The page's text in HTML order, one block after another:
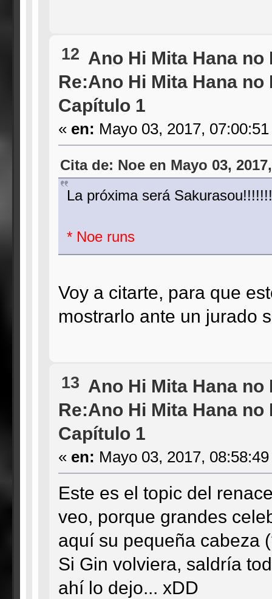
12 Ano Hi Mita Hana
Re:Ano Hi Mita Hana
Capítulo 1
« en: Mayo 03, 2017,
Cita de: Noe en Mayo 03,
La próxima será Sakurasou!!!!!!!
* Noe runs
Voy a citarte, para que
mostrarlo ante un jurado
13 Ano Hi Mita Hana
Re:Ano Hi Mita Hana
Capítulo 1
« en: Mayo 03, 2017,
Este es el topic del
veo, porque grandes
aquí su pequeña cabeza
Si Gin volviera, saldría
ahí lo dejo... xDD